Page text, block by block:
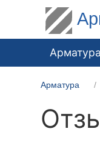
Арматура
Арматура